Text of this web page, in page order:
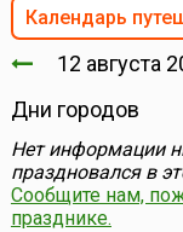
Календарь
12 августа
Дни городов
Нет информации
праздновался в
Сообщите нам,
празднике.